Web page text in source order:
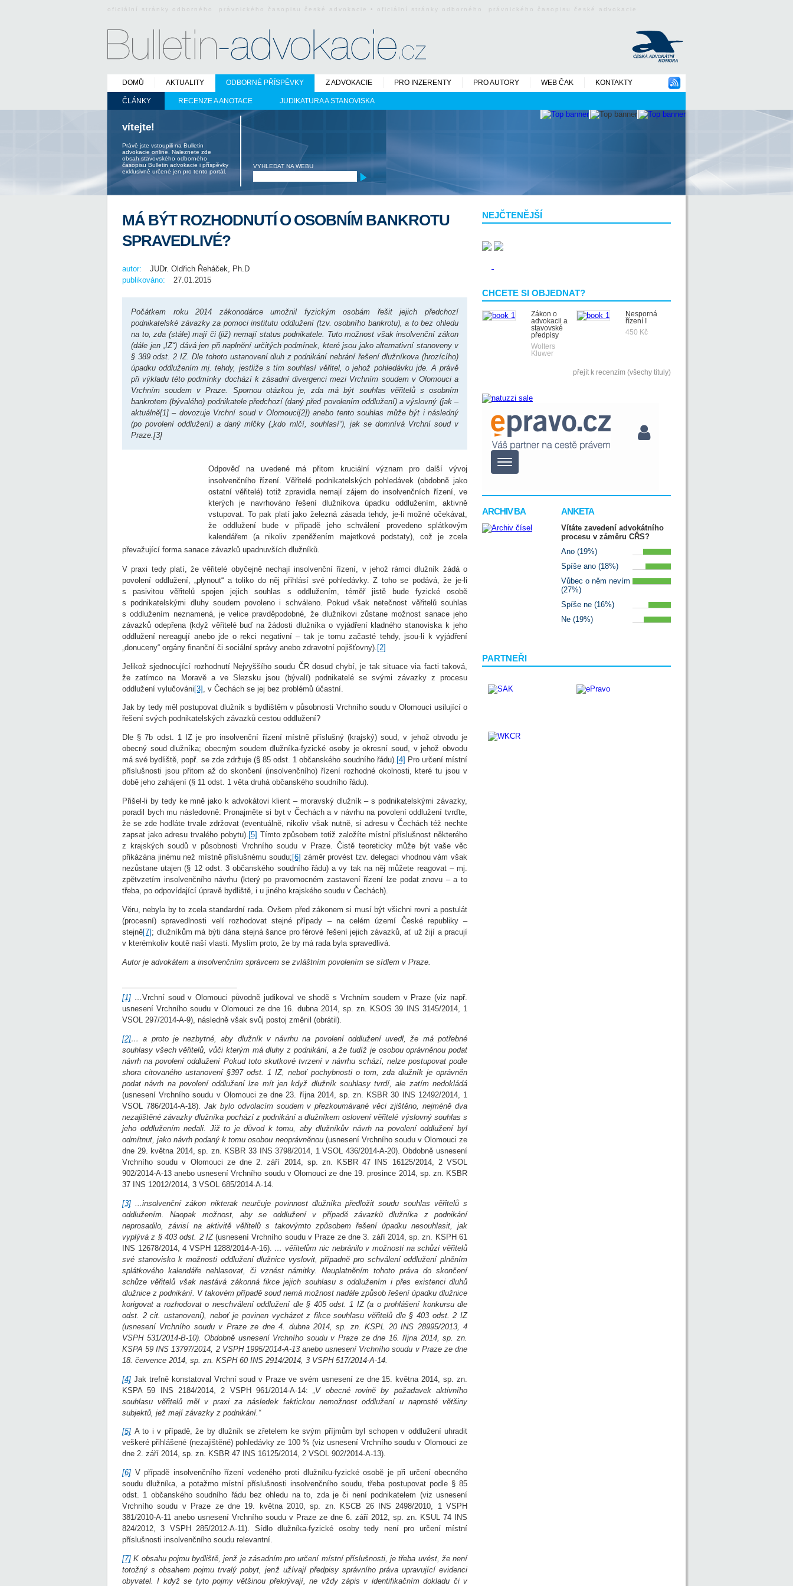
oficiální stránky odborného právnického časopisu české advokacie • oficiální stránky odborného právnického časopisu české advokacie
DOMŮ AKTUALITY ODBORNÉ PŘÍSPĚVKY
ČLÁNKY RECENZE A ANOTACE JUDIKATURA A STANOVISKA
Z ADVOKACIE PRO INZERENTY PRO AUTORY WEB ČAK KONTAKTY
vítejte!
Právě jste vstoupili na Bulletin
advokacie online. Naleznete zde
obsah stavovského odborného
časopisu Bulletin advokacie i příspěvky
exklusivně určené jen pro tento portál.
VYHLEDAT NA WEBU
NEJČTENĚJŠÍ
CHCETE SI OBJEDNAT?
Zákon o
advokacii a
stavovské
předpisy
Wolters
Kluwer
Nesporná
řízení I
450 Kč
přejít k recenzím (všechy tituly)
ARCHIV BA ANKETA
Vítáte zavedení advokátního
procesu v záměru CŘS?
Ano (19%)
Spíše ano (18%)
Vůbec o něm nevím
(27%)
Spíše ne (16%)
Ne (19%)
PARTNEŘI
MÁ BÝT ROZHODNUTÍ O OSOBNÍM BANKROTU
SPRAVEDLIVÉ?
autor:
JUDr. Oldřich Řeháček, Ph.D
publikováno:
27.01.2015
Počátkem roku 2014 zákonodárce umožnil fyzickým osobám řešit jejich předchozí
podnikatelské závazky za pomoci institutu oddlužení (tzv. osobního bankrotu), a to bez ohledu
na to, zda (stále) mají či (již) nemají status podnikatele. Tuto možnost však insolvenční zákon
(dále jen „IZ“) dává jen při naplnění určitých podmínek, které jsou jako alternativní stanoveny v
§ 389 odst. 2 IZ. Dle tohoto ustanovení dluh z podnikání nebrání řešení dlužníkova (hrozícího)
úpadku oddlužením mj. tehdy, jestliže s tím souhlasí věřitel, o jehož pohledávku jde. A právě
při výkladu této podmínky dochází k zásadní divergenci mezi Vrchním soudem v Olomouci a
Vrchním soudem v Praze. Spornou otázkou je, zda má být souhlas věřitelů s osobním
bankrotem (bývalého) podnikatele předchozí (daný před povolením oddlužení) a výslovný (jak –
aktuálně[1] – dovozuje Vrchní soud v Olomouci[2]) anebo tento souhlas může být i následný
(po povolení oddlužení) a daný mlčky („kdo mlčí, souhlasí“), jak se domnívá Vrchní soud v
Praze.[3]
Odpověď na uvedené má přitom kruciální význam pro další vývoj
insolvenčního řízení. Věřitelé podnikatelských pohledávek (obdobně jako
ostatní věřitelé) totiž zpravidla nemají zájem do insolvenčních řízení, ve
kterých je navrhováno řešení dlužníkova úpadku oddlužením, aktivně
vstupovat. To pak platí jako železná zásada tehdy, je-li možné očekávat,
že oddlužení bude v případě jeho schválení provedeno splátkovým
kalendářem (a nikoliv zpeněžením majetkové podstaty), což je zcela
převažující forma sanace závazků upadnuvších dlužníků.
V praxi tedy platí, že věřitelé obyčejně nechají insolvenční řízení, v jehož rámci dlužník žádá o
povolení oddlužení, „plynout“ a toliko do něj přihlásí své pohledávky. Z toho se podává, že je-li
s pasivitou věřitelů spojen jejich souhlas s oddlužením, téměř jistě bude fyzické osobě
s podnikatelskými dluhy soudem povoleno i schváleno. Pokud však netečnost věřitelů souhlas
s oddlužením neznamená, je velice pravděpodobné, že dlužníkovi zůstane možnost sanace jeho
závazků odepřena (když věřitelé buď na žádosti dlužníka o vyjádření kladného stanoviska k jeho
oddlužení nereagují anebo jde o rekci negativní – tak je tomu začasté tehdy, jsou-li k vyjádření
„donuceny“ orgány finanční či sociální správy anebo zdravotní pojišťovny). [2]
Jelikož sjednocující rozhodnutí Nejvyššího soudu ČR dosud chybí, je tak situace via facti taková,
že zatímco na Moravě a ve Slezsku jsou (bývalí) podnikatelé se svými závazky z procesu
oddlužení vylučováni[3] , v Čechách se jej bez problémů účastní.
Jak by tedy měl postupovat dlužník s bydlištěm v působnosti Vrchního soudu v Olomouci usilující o
řešení svých podnikatelských závazků cestou oddlužení?
Dle § 7b odst. 1 IZ je pro insolvenční řízení místně příslušný (krajský) soud, v jehož obvodu je
obecný soud dlužníka; obecným soudem dlužníka-fyzické osoby je okresní soud, v jehož obvodu
má své bydliště, popř. se zde zdržuje (§ 85 odst. 1 občanského soudního řádu). [4] Pro určení místní
příslušnosti jsou přitom až do skončení (insolvenčního) řízení rozhodné okolnosti, které tu jsou v
době jeho zahájení (§ 11 odst. 1 věta druhá občanského soudního řádu).
Přišel-li by tedy ke mně jako k advokátovi klient – moravský dlužník – s podnikatelskými závazky,
poradil bych mu následovně: Pronajměte si byt v Čechách a v návrhu na povolení oddlužení tvrďte,
že se zde hodláte trvale zdržovat (eventuálně, nikoliv však nutně, si adresu v Čechách též nechte
zapsat jako adresu trvalého pobytu). [5] Tímto způsobem totiž založíte místní příslušnost některého
z krajských soudů v působnosti Vrchního soudu v Praze. Čistě teoreticky může být vaše věc
přikázána jinému než místně příslušnému soudu; [6] záměr provést tzv. delegaci vhodnou vám však
nezůstane utajen (§ 12 odst. 3 občanského soudního řádu) a vy tak na něj můžete reagovat – mj.
zpětvzetím insolvenčního návrhu (který po pravomocném zastavení řízení lze podat znovu – a to
třeba, po odpovídající úpravě bydliště, i u jiného krajského soudu v Čechách).
Věru, nebyla by to zcela standardní rada. Ovšem před zákonem si musí být všichni rovni a postulát
(procesní) spravedlnosti velí rozhodovat stejné případy – na celém území České republiky –
stejně[7] ; dlužníkům má býti dána stejná šance pro férové řešení jejich závazků, ať už žijí a pracují
v kterémkoliv koutě naší vlasti. Myslím proto, že by má rada byla spravedlivá.
Autor je advokátem a insolvenčním správcem se zvláštním povolením se sídlem v Praze.
[1] …Vrchní soud v Olomouci původně judikoval ve shodě s Vrchním soudem v Praze (viz např.
usnesení Vrchního soudu v Olomouci ze dne 16. dubna 2014, sp. zn. KSOS 39 INS 3145/2014, 1
VSOL 297/2014-A-9), následně však svůj postoj změnil (obrátil).
[2]… a proto je nezbytné, aby dlužník v návrhu na povolení oddlužení uvedl, že má potřebné
souhlasy všech věřitelů, vůči kterým má dluhy z podnikání, a že tudíž je osobou oprávněnou podat
návrh na povolení oddlužení Pokud toto skutkové tvrzení v návrhu schází, nelze postupovat podle
shora citovaného ustanovení §397 odst. 1 IZ, neboť pochybnosti o tom, zda dlužník je oprávněn
podat návrh na povolení oddlužení lze mít jen když dlužník souhlasy tvrdí, ale zatím nedokládá
(usnesení Vrchního soudu v Olomouci ze dne 23. října 2014, sp. zn. KSBR 30 INS 12492/2014, 1
VSOL 786/2014-A-18).
Jak bylo odvolacím soudem v přezkoumávané věci zjištěno, nejméně dva
nezajištěné závazky dlužníka pochází z podnikání a dlužníkem oslovení věřitelé výslovný souhlas s
jeho oddlužením nedali. Již to je důvod k tomu, aby dlužníkův návrh na povolení oddlužení byl
odmítnut, jako návrh podaný k tomu osobou neoprávněnou (usnesení Vrchního soudu v Olomouci ze
dne 29. května 2014, sp. zn. KSBR 33 INS 3798/2014, 1 VSOL 436/2014-A-20). Obdobně usnesení
Vrchního soudu v Olomouci ze dne 2. září 2014, sp. zn. KSBR 47 INS 16125/2014, 2 VSOL
902/2014-A-13 anebo usnesení Vrchního soudu v Olomouci ze dne 19. prosince 2014, sp. zn. KSBR
37 INS 12012/2014, 3 VSOL 685/2014-A-14.
[3] ...insolvenční zákon nikterak neurčuje povinnost dlužníka předložit soudu souhlas věřitelů s
oddlužením. Naopak možnost, aby se oddlužení v případě závazků dlužníka z podnikání
neprosadilo, závisí na aktivitě věřitelů s takovýmto způsobem řešení úpadku nesouhlasit, jak
vyplývá z § 403 odst. 2 IZ(usnesení Vrchního soudu v Praze ze dne 3. září 2014, sp. zn. KSPH 61
INS 12678/2014, 4 VSPH 1288/2014-A-16). … věřitelům nic nebránilo v možnosti na schůzi věřitelů
své stanovisko k možnosti oddlužení dlužnice vyslovit, případně pro schválení oddlužení plněním
splátkového kalendáře nehlasovat, či vznést námitky. Neuplatněním tohoto práva do skončení
schůze věřitelů však nastává zákonná fikce jejich souhlasu s oddlužením i přes existenci dluhů
dlužnice z podnikání. V takovém případě soud nemá možnost nadále způsob řešení úpadku dlužnice
korigovat a rozhodovat o neschválení oddlužení dle § 405 odst. 1 IZ (a o prohlášení konkursu dle
odst. 2 cit. ustanovení), neboť je povinen vycházet z fikce souhlasu věřitelů dle § 403 odst. 2 IZ
(usnesení Vrchního soudu v Praze ze dne 4. dubna 2014, sp. zn. KSPL 20 INS 28995/2013, 4
VSPH 531/2014-B-10). Obdobně usnesení Vrchního soudu v Praze ze dne 16. října 2014, sp. zn.
KSPA 59 INS 13797/2014, 2 VSPH 1995/2014-A-13 anebo usnesení Vrchního soudu v Praze ze dne
18. července 2014, sp. zn. KSPH 60 INS 2914/2014, 3 VSPH 517/2014-A-14.
[4] Jak trefně konstatoval Vrchní soud v Praze ve svém usnesení ze dne 15. května 2014, sp. zn.
KSPA 59 INS 2184/2014, 2 VSPH 961/2014-A-14: „V obecné rovině by požadavek aktivního
souhlasu věřitelů měl v praxi za následek faktickou nemožnost oddlužení u naprosté většiny
subjektů, jež mají závazky z podnikání.“
[5] A to i v případě, že by dlužník se zřetelem ke svým příjmům byl schopen v oddlužení uhradit
veškeré přihlášené (nezajištěné) pohledávky ze 100 % (viz usnesení Vrchního soudu v Olomouci ze
dne 2. září 2014, sp. zn. KSBR 47 INS 16125/2014, 2 VSOL 902/2014-A-13).
[6] V případě insolvenčního řízení vedeného proti dlužníku-fyzické osobě je při určení obecného
soudu dlužníka, a potažmo místní příslušnosti insolvenčního soudu, třeba postupovat podle § 85
odst. 1 občanského soudního řádu bez ohledu na to, zda je či není podnikatelem (viz usnesení
Vrchního soudu v Praze ze dne 19. května 2010, sp. zn. KSCB 26 INS 2498/2010, 1 VSPH
381/2010-A-11 anebo usnesení Vrchního soudu v Praze ze dne 6. září 2012, sp. zn. KSUL 74 INS
824/2012, 3 VSPH 285/2012-A-11). Sídlo dlužníka-fyzické osoby tedy není pro určení místní
příslušnosti insolvenčního soudu relevantní.
[7] K obsahu pojmu bydliště, jenž je zásadním pro určení místní příslušnosti, je třeba uvést, že není
totožný s obsahem pojmu trvalý pobyt, jenž užívají předpisy správního práva upravující evidenci
obyvatel. I když se tyto pojmy většinou překrývají, ne vždy zápis v identifikačním dokladu či v